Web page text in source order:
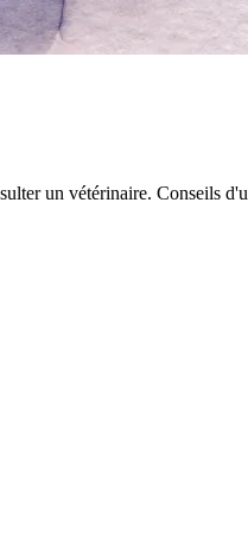
un vétérinaire. Conseils